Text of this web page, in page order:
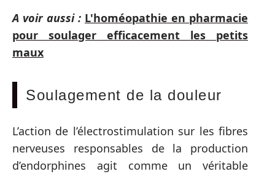
A voir aussi : L'homéopathie en pharmacie
pour soulager efficacement les petits
maux
Soulagement de la douleur
L’action de l’électrostimulation sur les fibres
nerveuses responsables de la production
d’endorphines agit comme un véritable